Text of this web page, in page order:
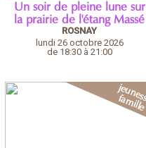
Un soir de pleine lune sur
la prairie de l'étang Massé
ROSNAY
lundi 26 octobre 2026
de 18:30 à 21:00